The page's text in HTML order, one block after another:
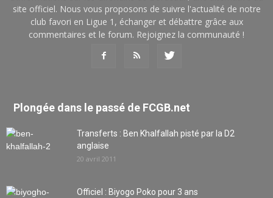
site officiel. Nous vous proposons de suivre l'actualité de notre
club favori en Ligue 1, échanger et débattre grâce aux
commentaires et le forum. Rejoignez la communauté !
Plongée dans le passé de FCGB.net
Transferts : Ben Khalfallah pisté par la D2
anglaise
20 avril 2011
Officiel : Biyogo Poko pour 3 ans